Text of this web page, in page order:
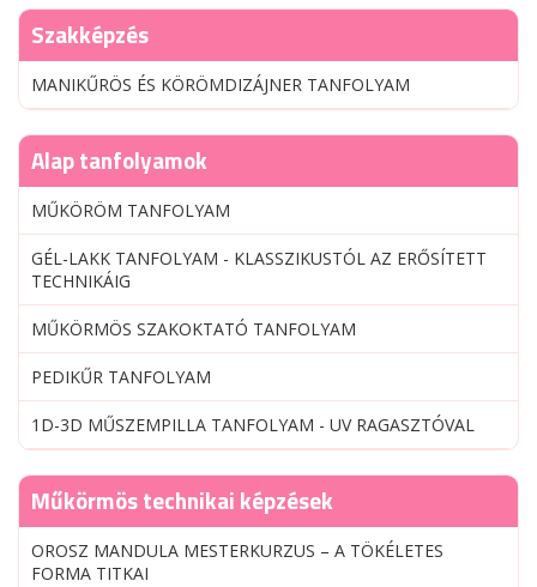
Szakképzés
MANIKŰRÖS ÉS KÖRÖMDIZÁJNER TANFOLYAM
Alap tanfolyamok
MŰKÖRÖM TANFOLYAM
GÉL-LAKK TANFOLYAM - KLASSZIKUSTÓL AZ ERŐSÍTETT
TECHNIKÁIG
MŰKÖRMÖS SZAKOKTATÓ TANFOLYAM
PEDIKŰR TANFOLYAM
1D-3D MŰSZEMPILLA TANFOLYAM - UV RAGASZTÓVAL
Műkörmös technikai képzések
OROSZ MANDULA MESTERKURZUS – A TÖKÉLETES
FORMA TITKAI